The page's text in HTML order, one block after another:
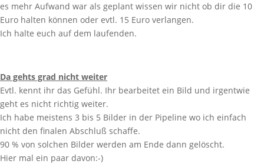
es mehr Aufwand war als geplant wissen wir nicht ob dir die 10
Euro halten können oder evtl. 15 Euro verlangen.
Ich halte euch auf dem laufenden.
Da gehts grad nicht weiter
Evtl. kennt ihr das Gefühl. Ihr bearbeitet ein Bild und irgentwie
geht es nicht richtig weiter.
Ich habe meistens 3 bis 5 Bilder in der Pipeline wo ich einfach
nicht den finalen Abschluß schaffe.
90 % von solchen Bilder werden am Ende dann gelöscht.
Hier mal ein paar davon:-)